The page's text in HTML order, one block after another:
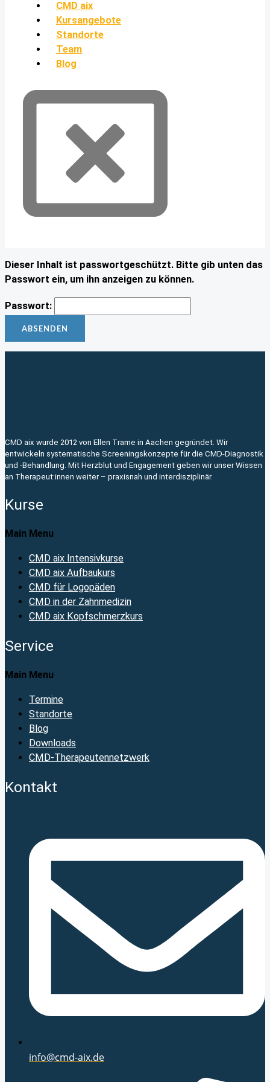
CMD aix
Kursangebote
Standorte
Team
Blog
Dieser Inhalt ist passwortgeschützt. Bitte gib unten das
Passwort ein, um ihn anzeigen zu können.
Passwort:
CMD aix wurde 2012 von Ellen Trame in Aachen gegründet. Wir
entwickeln systematische Screeningskonzepte für die CMD-Diagnostik
und -Behandlung. Mit Herzblut und Engagement geben wir unser Wissen
an Therapeut:innen weiter – praxisnah und interdisziplinär.
Kurse
Main Menu
CMD aix Intensivkurse
CMD aix Aufbaukurs
CMD für Logopäden
CMD in der Zahnmedizin
CMD aix Kopfschmerzkurs
Service
Main Menu
Termine
Standorte
Blog
Downloads
CMD-Therapeutennetzwerk
Kontakt
info@cmd-aix.de